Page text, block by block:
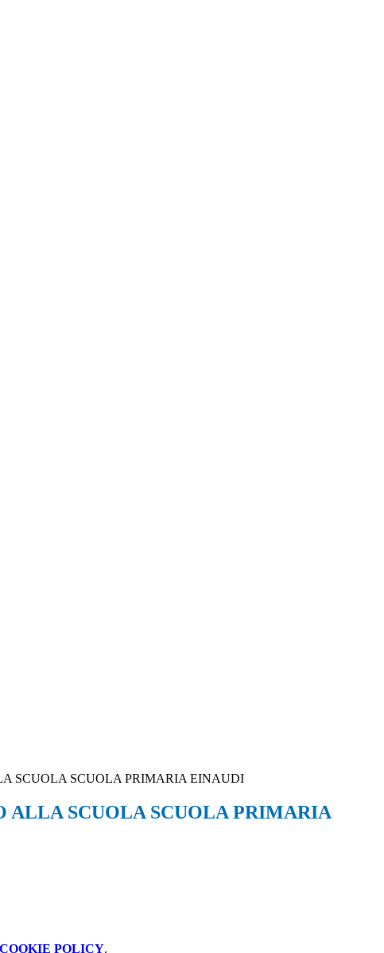
SCUOLA SCUOLA PRIMARIA EINAUDI
ALLA SCUOLA SCUOLA PRIMARIA
COOKIE POLICY.